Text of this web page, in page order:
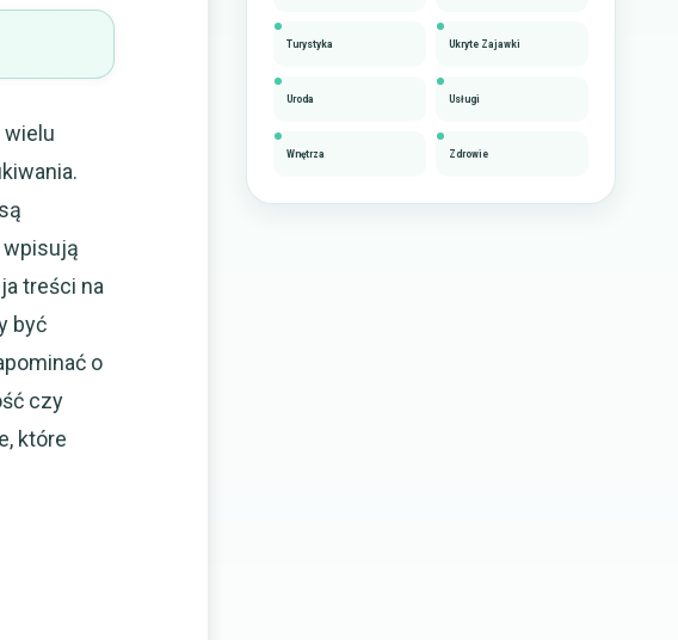
wpisują
treści na
być
o
czy
które
Turystyka Ukryte Zajawki
Uroda Usługi
Wnętrza Zdrowie